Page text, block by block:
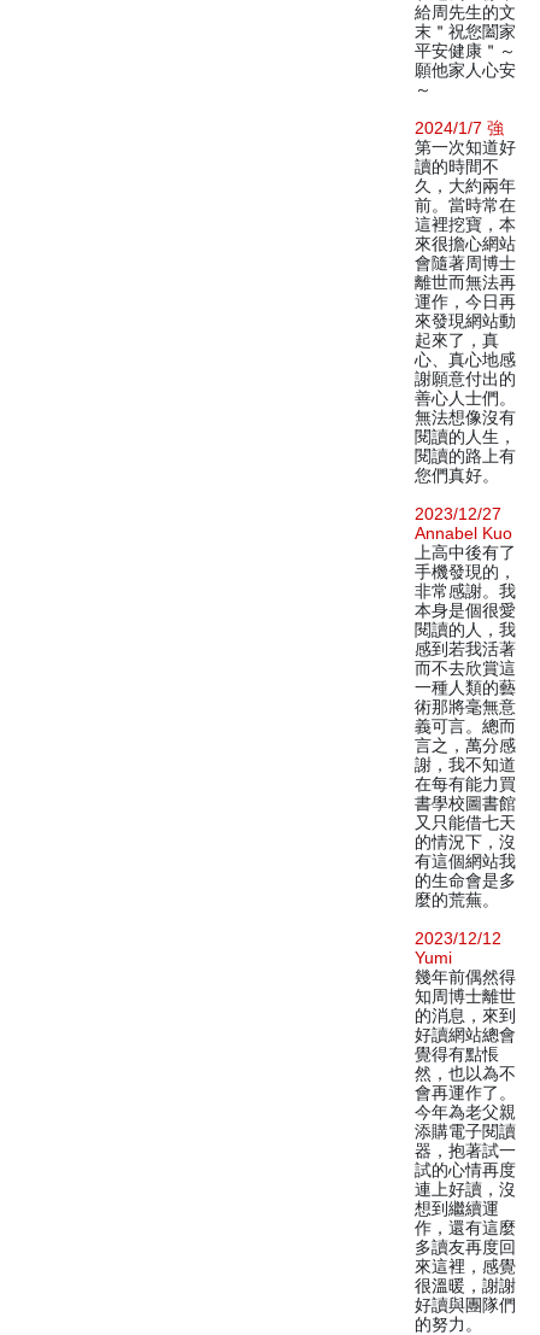
給周先生的文
末＂祝您闔家
平安健康＂～
願他家人心安
～
2024/1/7 強
第一次知道好
讀的時間不
久，大約兩年
前。當時常在
這裡挖寶，本
來很擔心網站
會隨著周博士
離世而無法再
運作，今日再
來發現網站動
起來了，真
心、真心地感
謝願意付出的
善心人士們。
無法想像沒有
閱讀的人生，
閱讀的路上有
您們真好。
2023/12/27
Annabel Kuo
上高中後有了
手機發現的，
非常感謝。我
本身是個很愛
閱讀的人，我
感到若我活著
而不去欣賞這
一種人類的藝
術那將毫無意
義可言。總而
言之，萬分感
謝，我不知道
在每有能力買
書學校圖書館
又只能借七天
的情況下，沒
有這個網站我
的生命會是多
麼的荒蕪。
2023/12/12
Yumi
幾年前偶然得
知周博士離世
的消息，來到
好讀網站總會
覺得有點悵
然，也以為不
會再運作了。
今年為老父親
添購電子閱讀
器，抱著試一
試的心情再度
連上好讀，沒
想到繼續運
作，還有這麼
多讀友再度回
來這裡，感覺
很溫暖，謝謝
好讀與團隊們
的努力。